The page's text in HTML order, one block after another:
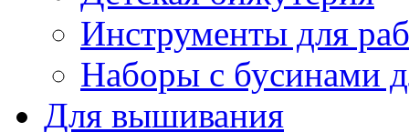
Инструменты для
Наборы с бусинами
Для вышивания